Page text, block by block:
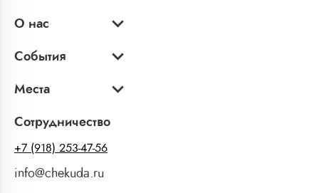
О нас
События
Места
Сотрудничество
+7 (918) 253-47-56
info@chekuda.ru